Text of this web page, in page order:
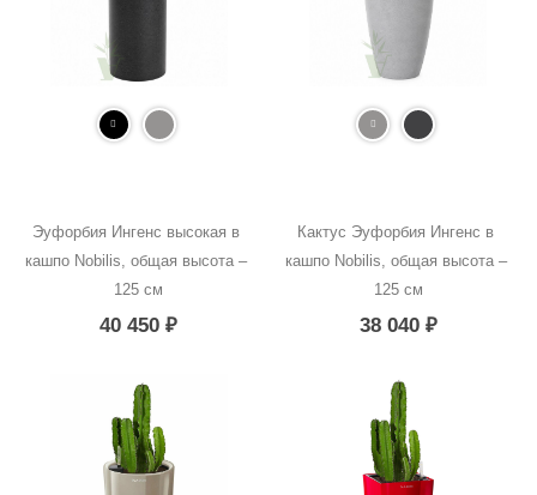
Эуфорбия Ингенс высокая в
кашпо Nobilis, общая высота –
125 см
40 450₽
Кактус Эуфорбия Ингенс в
кашпо Nobilis, общая высота –
125 см
38 040 ₽